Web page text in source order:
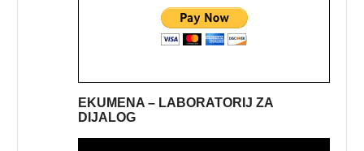
EKUMENA – LABORATORIJ ZA
DIJALOG